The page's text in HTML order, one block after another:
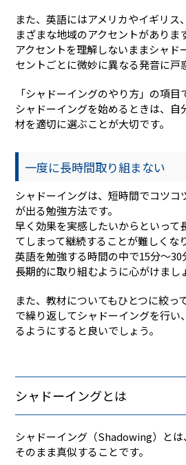
また、英語にはアメリカやイギリス
まざまな地域のアクセントがありま
アクセントを理解しないままシャド
セントごとに微妙に異なる発音に戸
「シャドーイングのやり方」の項目
シャドーイングを始めるときは、自
材を適切に選ぶことが大切です。
一度に長時間取り組まない
シャドーイングは、短時間でコツコ
が出る勉強方法です。
早く効果を実感したいからといって
てしまって継続することが難しくな
英語を勉強する時間の中で15分～30
長期的に取り組むように心がけまし
また、教材についてもひとつに絞っ
で繰り返してシャドーイングを行い
るようにすると良いでしょう。
シャドーイングとは
シャドーイング（Shadowing）とは
そのまま真似することです。